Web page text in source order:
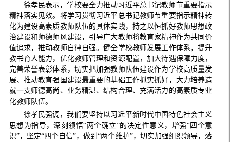
徐孝民表示，学校要全力推动习近平总书记教师节重要指示
精神落实见效。将学习贯彻习近平总书记教师节重要指示精神转
化为建设高素质教师队伍的具体实践，持之以恒抓好教师思想政
治建设和师德师风建设，引导广大教师将教育家精神作为共同价
值追求，推动教师自律自强。健全学校教师发展工作体系，提升
教书育人能力，优化教师管理和资源配置，加大待遇保障力度，
完善荣誉表彰体系，切实把加强教师队伍建设作为学校高质量发
展、推动教育强国建设最重要的基础工作抓实抓好，大力培养造
就一支师德高尚、业务精湛、结构合理、充满活力的高素质专业
化教师队伍。
徐孝民强调，我们要坚持以习近平新时代中国特色社会主义
思想为指导，深刻领悟“两个确立”的决定性意义，增强“四个意
识”，坚定“四个自信”，做到“两个维护”，切实加强组织领导，落